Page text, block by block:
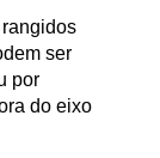
ser
por
do eixo